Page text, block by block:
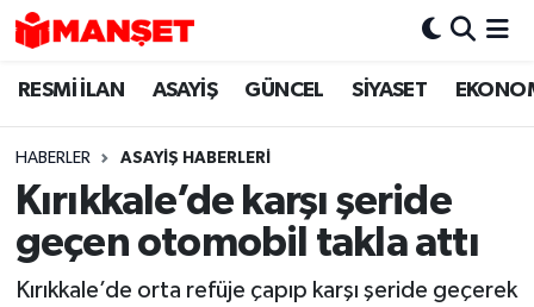
RESMİ İLAN ASAYİŞ GÜNCEL SİYASET
HABERLER ASAYİŞ HABERLERİ
Kırıkkale’de karşı şeride
geçen otomobil takla attı
Kırıkkale’de orta refüje çapıp karşı şeride geçerek
Hava Durumu
Trafik Durumu
Süper Lig Puan Durumu ve Fikstür